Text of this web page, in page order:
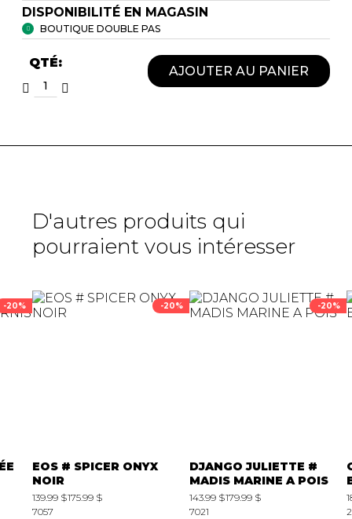
DISPONIBILITÉ EN MAGASIN
BOUTIQUE DOUBLE PAS
QTÉ:
AJOUTER AU PANIER
D'autres produits qui
pourraient vous intéresser
-20% -20%
EOS # SPICER ONYX
NOIR
139.99 $175.99 $
7057
-20%
DJANGO JULIETTE #
MADIS MARINE A POIS
143.99 $179.99 $
7021